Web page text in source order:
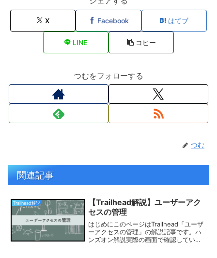
X Facebook はてブ
LINE コピー
つむをフォローする
つむ
関連記事
Trailhead解説
【Trailhead解説】ユーザーアク
セスの管理
はじめにこのページはTrailhead「ユーザ
ーアクセスの管理」の解説記事です。ハ
ンズオン解説実際の画面で確認していき